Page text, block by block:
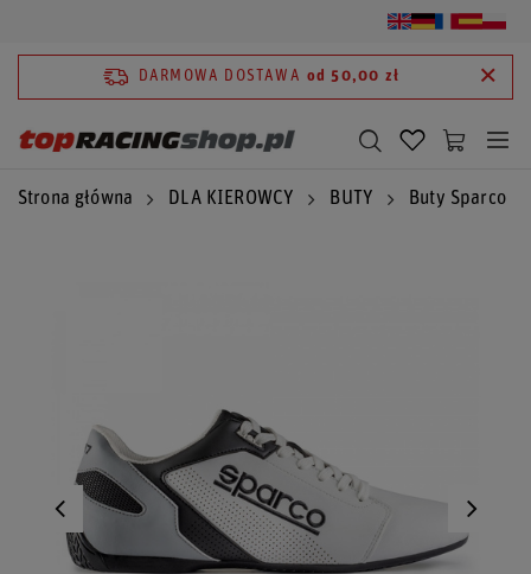
DARMOWA DOSTAWA od 50,00 zł
Strona główna DLA KIEROWCY BUTY Buty Sparco